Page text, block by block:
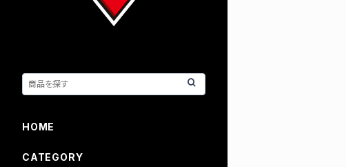
HOME
CATEGORY